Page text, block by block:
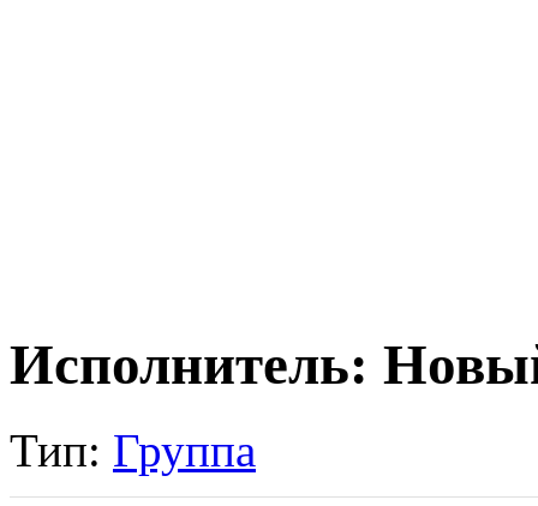
Исполнитель:
Тип: Группа